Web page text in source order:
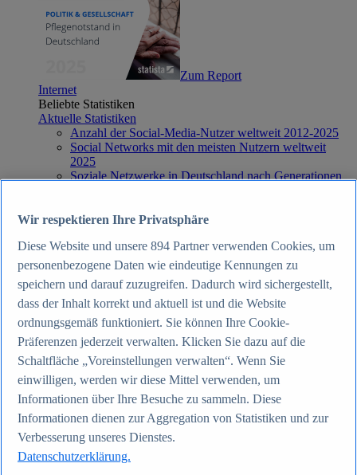
Zum Report
Internet
Beliebte Statistiken
Aktuelle Statistiken
Anzahl der Social-Media-Nutzer weltweit 2012-2025
Social Networks mit den meisten Nutzern weltweit
2025
Soziale Netzwerke in Deutschland nach Generationen
Deutschland 2025
Internet
Themen
Weitere Themen
Social Media - Daten & Fakten
TikTok - Daten & Fakten
Top Report
Zum Report
Gesellschaft
Beliebte Statistiken
Aktuelle Statistiken
Bevölkerung Deutschlands nach relevanten
Wir respektieren Ihre Privatsphäre
Diese Website und unsere 894 Partner verwenden Cookies, um
personenbezogene Daten wie eindeutige Kennungen zu
speichern und darauf zuzugreifen. Dadurch wird sichergestellt,
dass der Inhalt korrekt und aktuell ist und die Website
ordnungsgemäß funktioniert. Sie können Ihre Cookie-
Präferenzen jederzeit verwalten. Klicken Sie dazu auf die
Schaltfläche „Voreinstellungen verwalten“. Wenn Sie
einwilligen, werden wir diese Mittel verwenden, um
Informationen über Ihre Besuche zu sammeln. Diese
Informationen dienen zur Aggregation von Statistiken und zur
Verbesserung unseres Dienstes.
Datenschutzerklärung.